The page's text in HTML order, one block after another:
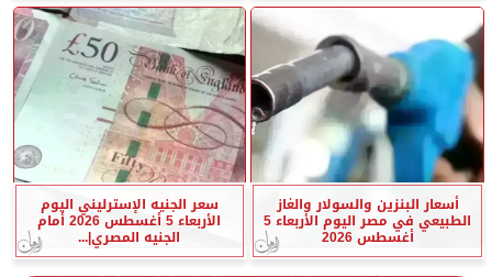
أسعار البنزين والسولار والغاز
الطبيعي في مصر اليوم الأربعاء 5
أغسطس 2026
سعر الجنيه الإسترليني اليوم
الأربعاء 5 أغسطس 2026 أمام
الجنيه المصري|...